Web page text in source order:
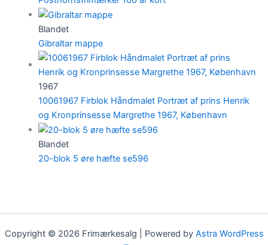
Blandet
Gibraltar mappe
1967
10061967 Firblok Håndmalet Portræt af prins Henrik
og Kronprinsesse Margrethe 1967, København
Blandet
20-blok 5 øre hæfte se596
Copyright © 2026 Frimærkesalg | Powered by Astra WordPress